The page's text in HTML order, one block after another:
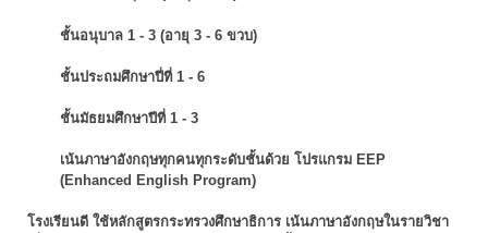
ชั้นอนุบาล 1 - 3 (อายุ 3 - 6 ขวบ)
ชั้นประถมศึกษาปี่ที่ 1 - 6
ชั้นมัธยมศึกษาปีที่ 1 - 3
เน้นภาษาอังกฤษทุกคนทุกระดับชั้นด้วย โปรแกรม EEP
(Enhanced English Program)
โรงเรียนดี ใช้หลักสูตรกระทรวงศึกษาธิการ เน้นภาษาอังกฤษในรายวิชา